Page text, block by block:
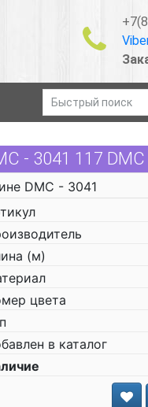
- 3041 117 DMC
DMC - 3041
(м)
цвета
в каталог